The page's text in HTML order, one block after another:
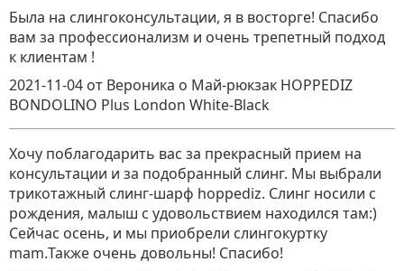
Была на слингоконсультации, я в восторге! Спасибо
вам за профессионализм и очень трепетный подход
к клиентам !
2021-11-04 от Вероника о Май-рюкзак HOPPEDIZ
BONDOLINO Plus London White-Black
Хочу поблагодарить вас за прекрасный прием на
консультации и за подобранный слинг. Мы выбрали
трикотажный слинг-шарф hoppediz. Слинг носили с
рождения, малыш с удовольствием находился там:)
Сейчас осень, и мы приобрели слингокуртку
mam.Также очень довольны! Спасибо!